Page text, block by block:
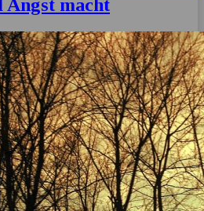
Angst macht